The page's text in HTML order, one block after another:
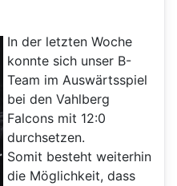
In der letzten Woche
konnte sich unser B-
Team im Auswärtsspiel
bei den Vahlberg
Falcons mit 12:0
durchsetzen.
Somit besteht weiterhin
die Möglichkeit, dass